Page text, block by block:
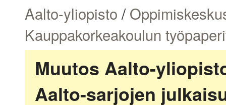
Aalto-yliopisto /
Kauppakorkeakoulun
Muutos Aalto-
Aalto-sarjojen